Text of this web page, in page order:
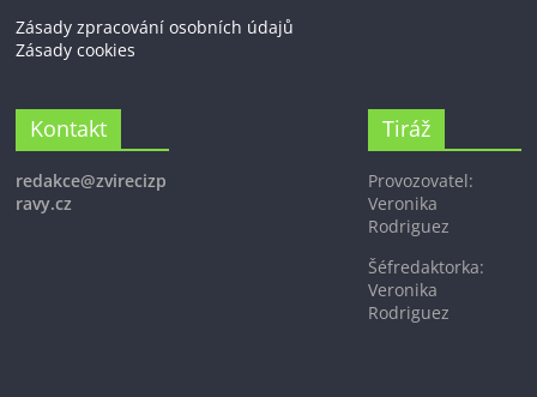
Zásady zpracování osobních údajů
Zásady cookies
Kontakt
redakce@zvirecizp
ravy.cz
Tiráž
Provozovatel:
Veronika
Rodriguez
Šéfredaktorka:
Veronika
Rodriguez